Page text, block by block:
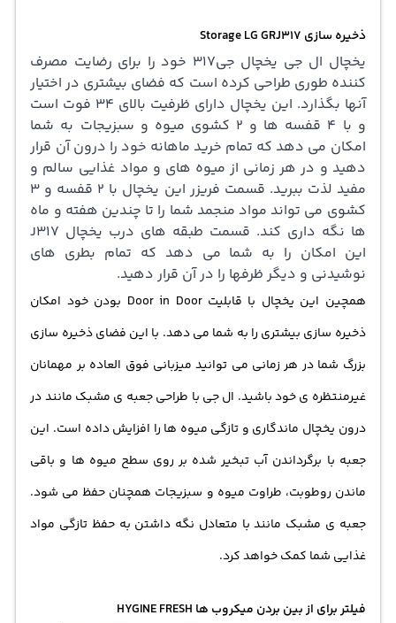
ذخیره سازی Storage LG GRJ317
یخچال ال جی یخچال جی317 خود را برای رضایت مصرف
کننده طوری طراحی کرده است که فضای بیشتری در اختیار
آنها بگذارد. این یخچال دارای ظرفیت بالای 34 فوت است
و با 4 قفسه ها و 2 کشوی میوه و سبزیجات به شما
امکان می دهد که تمام خرید ماهانه خود را درون آن قرار
دهید و در هر زمانی از میوه های و مواد غذایی سالم و
مفید لذت ببرید. قسمت فریزر این یخچال با 2 قفسه و 3
کشوی می تواند مواد منجمد شما را تا چندین هفته و ماه
ها نگه داری کند. قسمت طبقه های درب یخچال J317
این امکان را به شما می دهد که تمام بطری های
نوشیدنی و دیگر ظرفها را در آن قرار دهید.
همچین این یخچال با قابلیت Door in Door بودن خود امکان
ذخیره سازی بیشتری را به شما می دهد. با این فضای ذخیره سازی
بزرگ شما در هر زمانی می توانید میزبانی فوق العاده بر مهمانان
غیرمنتظره ی خود باشید. ال جی با طراحی جعبه ی مشبک مانند در
درون یخچال ماندگاری و تازگی میوه ها را افزایش داده است. این
جعبه با برگرداندن آب تبخیر شده بر روی سطح میوه ها و باقی
ماندن روطوبت، طراوت میوه و سبزیجات همچنان حفظ می شود.
جعبه ی مشبک مانند با متعادل نگه داشتن به حفظ تازگی مواد
غذایی شما کمک خواهد کرد.
فیلتر برای از بین بردن میکروب ها HYGINE FRESH